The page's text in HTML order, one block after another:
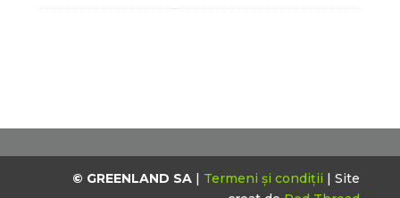
© GREENLAND SA | Termeni și condiții | Site